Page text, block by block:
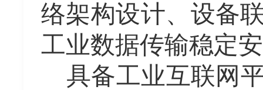
络架构设计、设备
工业数据传输稳定
具备工业互联网